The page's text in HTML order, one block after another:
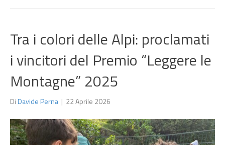
Tra i colori delle Alpi: proclamati
i vincitori del Premio “Leggere le
Montagne” 2025
DiDavide Perna | 22 Aprile 2026